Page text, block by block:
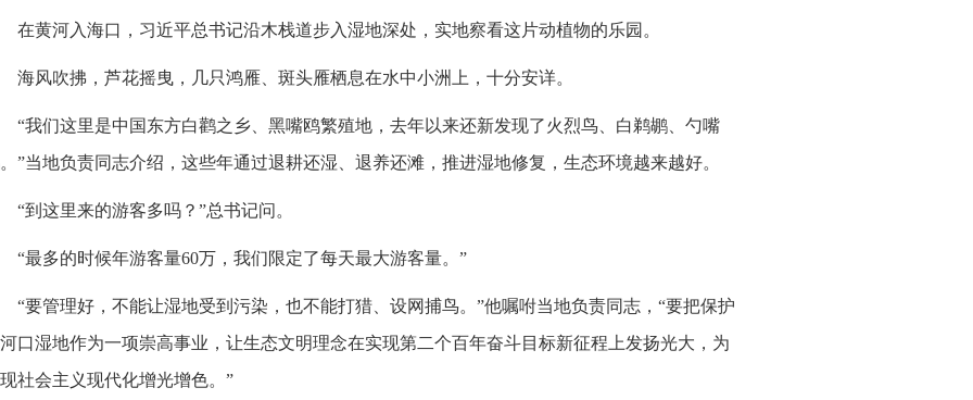
在黄河入海口，习近平总书记沿木栈道步入湿地深处，实地察看这片动植物的乐园。
海风吹拂，芦花摇曳，几只鸿雁、斑头雁栖息在水中小洲上，十分安详。
“我们这里是中国东方白鹳之乡、黑嘴鸥繁殖地，去年以来还新发现了火烈鸟、白鹈鹕、勺嘴
”当地负责同志介绍，这些年通过退耕还湿、退养还滩，推进湿地修复，生态环境越来越好。
“到这里来的游客多吗？”总书记问。
“最多的时候年游客量60万，我们限定了每天最大游客量。”
“要管理好，不能让湿地受到污染，也不能打猎、设网捕鸟。”他嘱咐当地负责同志，“要把保护
口湿地作为一项崇高事业，让生态文明理念在实现第二个百年奋斗目标新征程上发扬光大，为
社会主义现代化增光增色。”